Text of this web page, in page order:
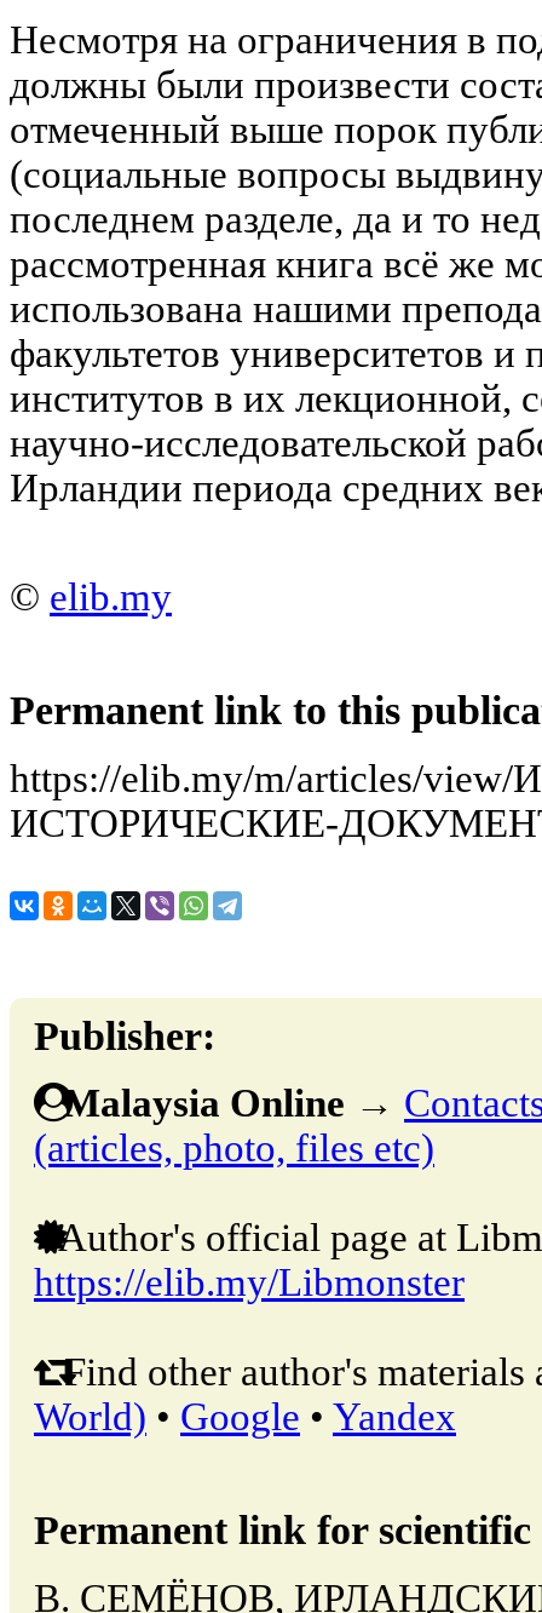
Несмотря на ограничения в
должны были произвести
отмеченный выше порок
(социальные вопросы
последнем разделе, да и то
рассмотренная книга всё же
использована нашими
факультетов университетов и
институтов в их лекционной,
научно-исследовательской
Ирландии периода средних
© elib.my
Permanent link to this
https://elib.my/m/articles/
ИСТОРИЧЕСКИЕ-
Publisher:
Malaysia Online →
(articles, photo, files etc)
Author's official page at
https://elib.my/Libmonster
Find other author's materials
World) • Google • Yandex
Permanent link for
В. СЕМЁНОВ,